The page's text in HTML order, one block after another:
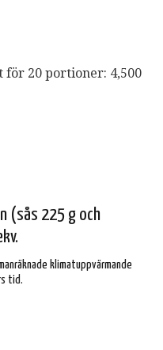
för 20 portioner: 4,500
(sås 225 g och
klimatuppvärmande
tid.